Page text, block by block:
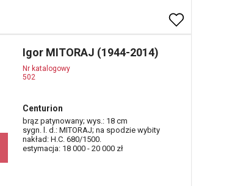
Igor MITORAJ (1944-2014)
Nr katalogowy
502
Centurion
brąz patynowany; wys.: 18 cm
sygn. l. d.: MITORAJ; na spodzie wybity
nakład: H.C. 680/1500.
estymacja: 18 000 - 20 000 zł